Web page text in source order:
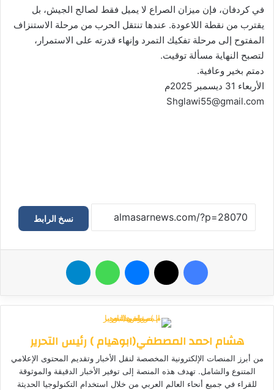
في كردفان، فإن ميزان الصراع لا يميل فقط لصالح الجيش، بل
يقترب من نقطة اللاعودة. عندها تنتقل الحرب من مرحلة الاستنزاف
المفتوح إلى مرحلة تفكيك التمرد وإنهاء قدرته على الاستمرار،
لتصبح النهاية مسألة توقيت.
دمتم بخير وعافية.
الأربعاء 31 ديسمبر 2025م
Shglawi55@gmail.com
نسخ الرابط
فيسبوك ‫X واتساب تيلقرام
هشام احمد المصطفي(ابوهيام ) رئيس التحرير
من أبرز المنصات الإلكترونية المخصصة لنقل الأخبار وتقديم المحتوى الإعلامي
المتنوع والشامل. تهدف هذه المنصة إلى توفير الأخبار الدقيقة والموثوقة
للقراء في جميع أنحاء العالم العربي من خلال استخدام التكنولوجيا الحديثة